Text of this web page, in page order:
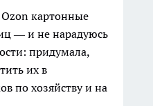
картонные
— и не нарадуюсь
придумала,
их в
по хозяйству и на